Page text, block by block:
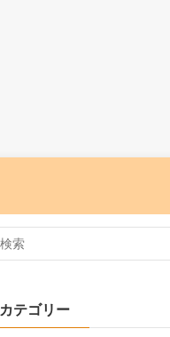
カテゴリー